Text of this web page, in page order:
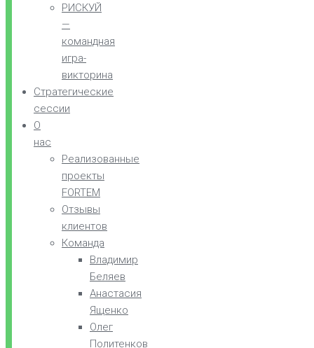
РИСКУЙ
—
командная
игра-
викторина
Стратегические
сессии
О
нас
Реализованные
проекты
FORTEM
Отзывы
клиентов
Команда
Владимир
Беляев
Анастасия
Ященко
Олег
Политенков